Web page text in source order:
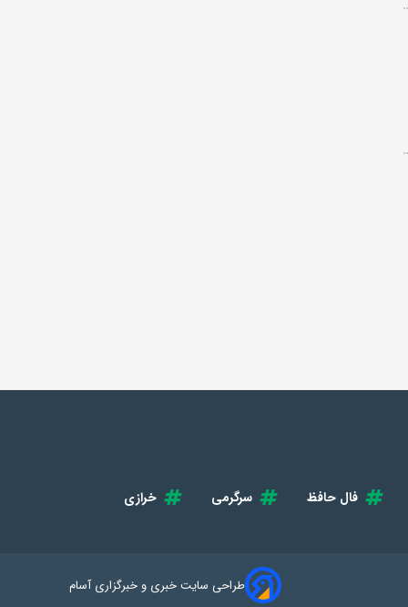
فال حافظ سرگرمی خرازی
طراحی سایت خبری و خبرگزاری آسام